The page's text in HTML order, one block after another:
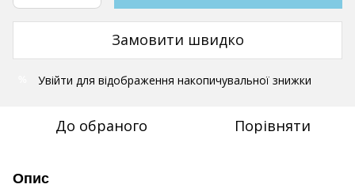
Замовити швидко
Увійти для відображення накопичувальної знижки
До обраного Порівняти
Опис